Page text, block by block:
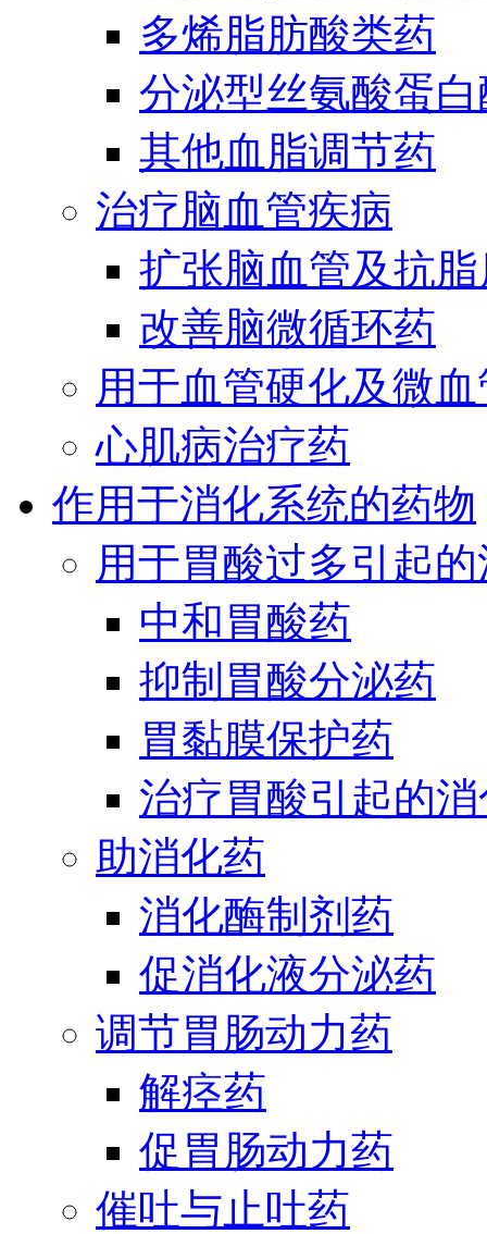
多烯脂肪酸类药
分泌型丝氨酸蛋
其他血脂调节药
治疗脑血管疾病
扩张脑血管及抗
改善脑微循环药
用于血管硬化及微
心肌病治疗药
作用于消化系统的药物
用于胃酸过多引起
中和胃酸药
抑制胃酸分泌药
胃黏膜保护药
治疗胃酸引起的
助消化药
消化酶制剂药
促消化液分泌药
调节胃肠动力药
解痉药
促胃肠动力药
催吐与止吐药